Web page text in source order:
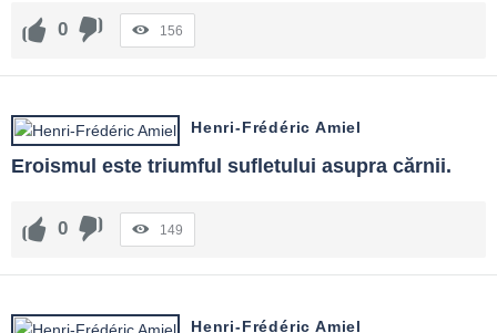
0 156
Henri-Frédéric Amiel
Eroismul este triumful sufletului asupra cărnii.
0 149
Henri-Frédéric Amiel